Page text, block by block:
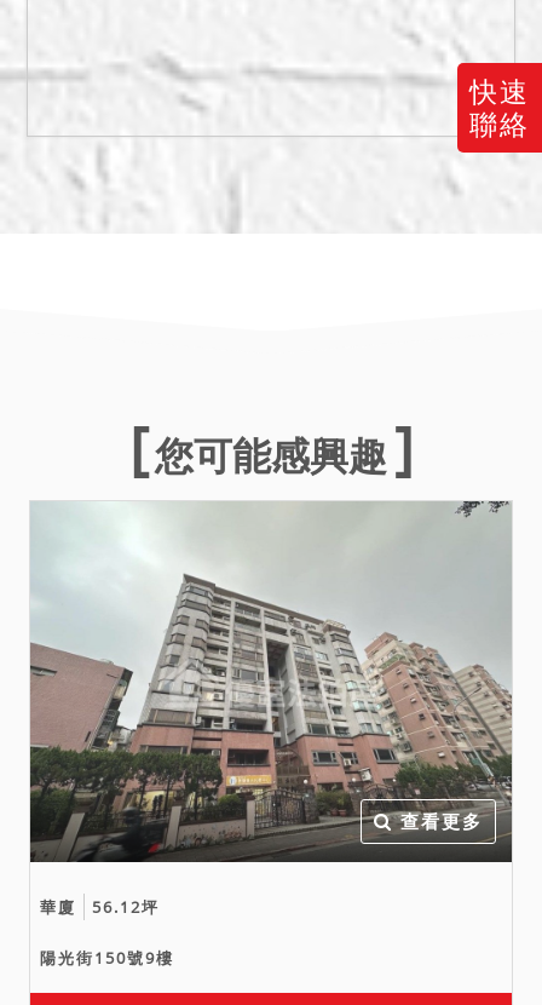
快速
聯絡
月1日現場查封時，4266建
號建物，B3、B4做為停車場
使用，目前有停放車輛。
114年5月15日再現場履勘
進入與大樓住戶共用停車
場，約定專用。債權人代理
情形如何，仍請應買人自行
查明注意。
備註
一、上開不動產3宗合併拍
二、拍賣最低價額合計新台
幣：530,000,000元，以總
價最高者得標。
三、保證金新台幣：
106,000,000元。
四、優先承買權：
本件係變價分割共有物執行
事件，債權人及債務人（即
各共有人）均得參加應買；
您可能感興趣
查看更多
華廈 56.12坪
陽光街150號9樓